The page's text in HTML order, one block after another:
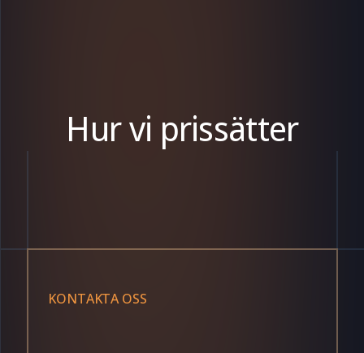
Hur vi prissätter
KONTAKTA OSS